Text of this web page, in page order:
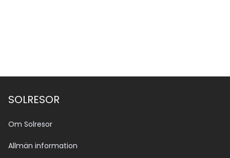
SOLRESOR
Om Solresor
Allmän information